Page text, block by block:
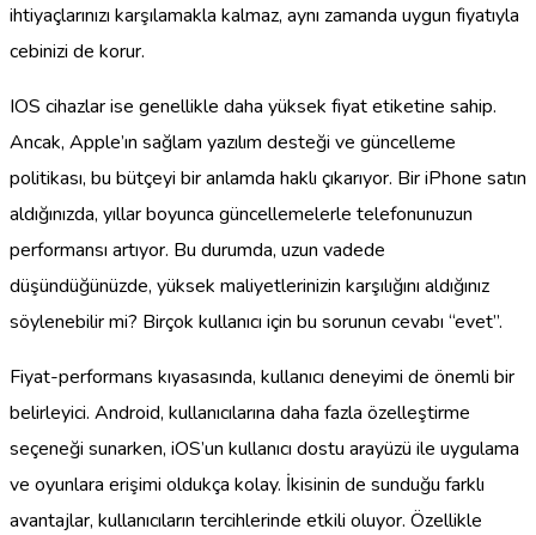
ihtiyaçlarınızı karşılamakla kalmaz, aynı zamanda uygun fiyatıyla
cebinizi de korur.
IOS cihazlar ise genellikle daha yüksek fiyat etiketine sahip.
Ancak, Apple’ın sağlam yazılım desteği ve güncelleme
politikası, bu bütçeyi bir anlamda haklı çıkarıyor. Bir iPhone satın
aldığınızda, yıllar boyunca güncellemelerle telefonunuzun
performansı artıyor. Bu durumda, uzun vadede
düşündüğünüzde, yüksek maliyetlerinizin karşılığını aldığınız
söylenebilir mi? Birçok kullanıcı için bu sorunun cevabı “evet”.
Fiyat-performans kıyasasında, kullanıcı deneyimi de önemli bir
belirleyici. Android, kullanıcılarına daha fazla özelleştirme
seçeneği sunarken, iOS’un kullanıcı dostu arayüzü ile uygulama
ve oyunlara erişimi oldukça kolay. İkisinin de sunduğu farklı
avantajlar, kullanıcıların tercihlerinde etkili oluyor. Özellikle